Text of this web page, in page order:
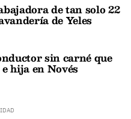
de tan solo 22
de Yeles
sin carné que
hija en Novés